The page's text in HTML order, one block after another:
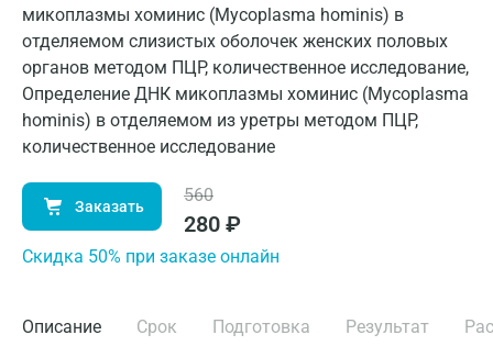
микоплазмы хоминис (Mycoplasma hominis) в
отделяемом слизистых оболочек женских половых
органов методом ПЦР, количественное исследование,
Определение ДНК микоплазмы хоминис (Mycoplasma
hominis) в отделяемом из уретры методом ПЦР,
количественное исследование
Заказать
560
280 ₽
Cкидка 50% при заказе онлайн
Описание Срок Подготовка Результат